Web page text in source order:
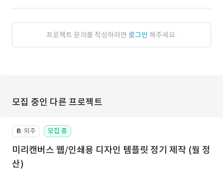
프로젝트 문의를 작성하려면 로그인 해주세요.
모집 중인 다른 프로젝트
📔 외주 모집 중
미리캔버스 웹/인쇄용 디자인 템플릿 정기 제작 (월 정
산)